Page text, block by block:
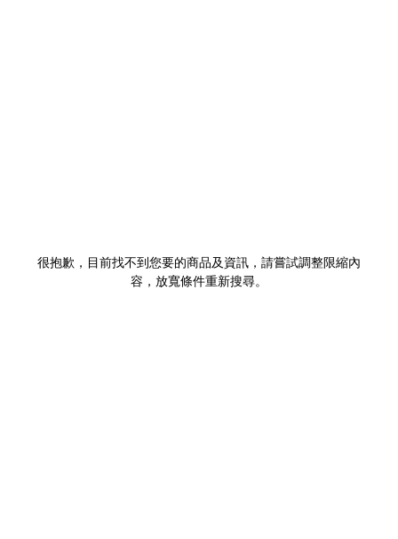
很抱歉，目前找不到您要的商品及資訊，請嘗試調整限縮內
容，放寬條件重新搜尋。